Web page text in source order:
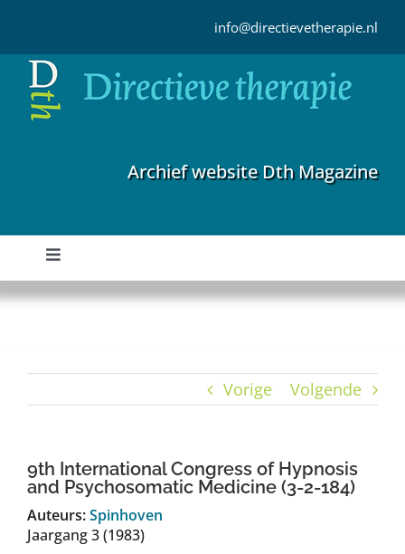
inhoud
info@directievetherapie.nl
Archief website Dth Magazine
Toggle
Navigation
Home
TDT Overzicht
Over Dth
Vorige Volgende
9th International Congress of Hypnosis
and Psychosomatic Medicine (3-2-184)
Auteurs:Spinhoven
Jaargang 3 (1983)